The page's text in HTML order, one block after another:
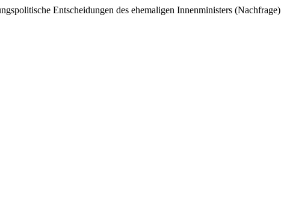
Entscheidungen des ehemaligen Innenministers (Nachfrage)